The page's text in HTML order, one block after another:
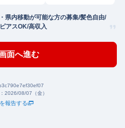
県内移動が可能な方の募集/髪色自由/
アスOK/高収入
面へ進む
2026/08/07（金）
報告する